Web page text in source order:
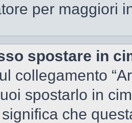
per maggiori
spostare in
collegamento
spostarlo in
che